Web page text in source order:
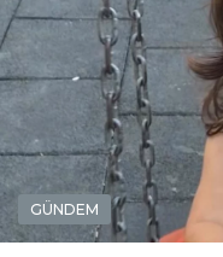
GÜNDEM